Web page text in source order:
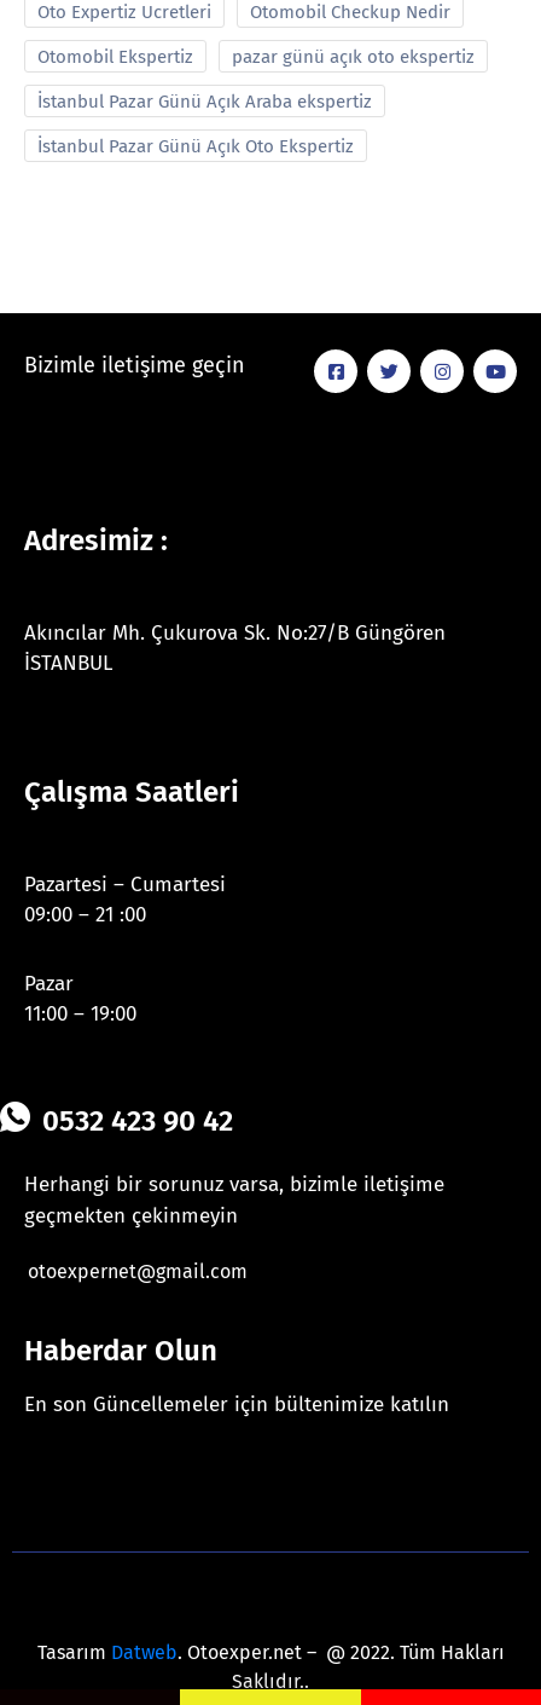
Oto Expertiz Ucretleri Otomobil Checkup Nedir
Otomobil Ekspertiz pazar günü açık oto ekspertiz
İstanbul Pazar Günü Açık Araba ekspertiz
İstanbul Pazar Günü Açık Oto Ekspertiz
Bizimle iletişime geçin
Adresimiz :
Akıncılar Mh. Çukurova Sk. No:27/B Güngören
İSTANBUL
Çalışma Saatleri
Pazartesi – Cumartesi
09:00 – 21 :00
Pazar
11:00 – 19:00
0532 423 90 42
Herhangi bir sorunuz varsa, bizimle iletişime
geçmekten çekinmeyin
otoexpernet@gmail.com
Haberdar Olun
En son Güncellemeler için bültenimize katılın
Tasarım Datweb. Otoexper.net – @ 2022. Tüm Hakları
Saklıdır..